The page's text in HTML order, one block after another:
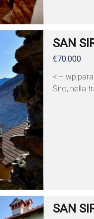
SAN
€70.000
<!--
Siro, nella
SAN